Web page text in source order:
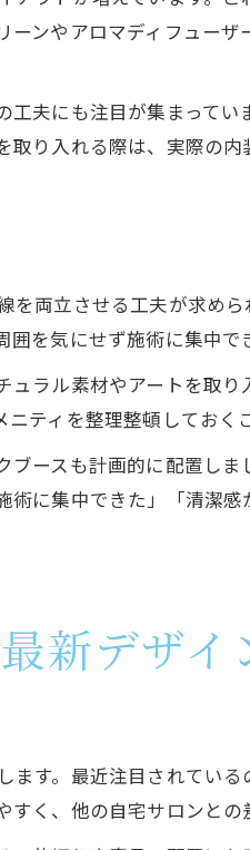
ンやアロマディフュー
夫にも注目が集まって
り入れる際は、実際の
両立させる工夫が求めら
を気にせず施術に集中で
ラル素材やアートを取
ティを整理整頓しておく
ースも計画的に配置し
に集中できた」「清潔
新デザイ
す。最近注目されてい
く、他の自宅サロンとの